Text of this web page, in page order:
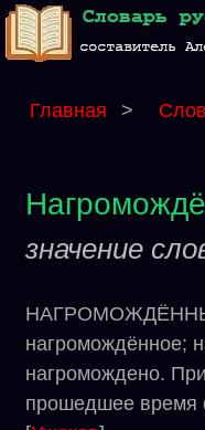
Главная >
значение
нагромождённое;
нагромождено.
прошедшее время